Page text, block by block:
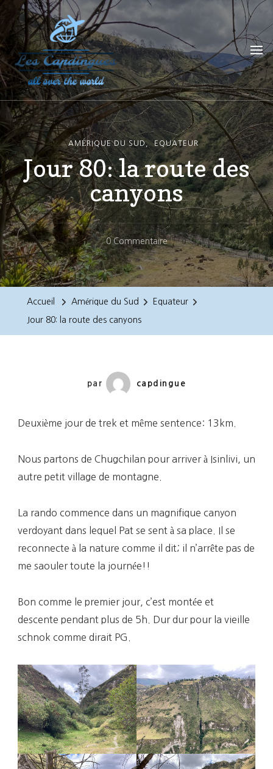
Les Capdingues
blog de voyage
AMÉRIQUE DU SUD EQUATEUR
Jour 80: la route des
canyons
0 CommentaireSur
Jour
80:
Accueil Amérique du Sud Equateur
Jour 80: la route des canyons
par capdingue
Deuxième jour de trek et même sentence: 13km.
Nous partons de Chugchilan pour arriver à Isinlivi, un
autre petit village de montagne.
La rando commence dans un magnifique canyon
verdoyant dans lequel Pat se sent à sa place. Il se
reconnecte à la nature comme il dit; il n’arrête pas de
me saouler toute la journée!!
Bon comme le premier jour, c’est montée et
descente pendant plus de 5h. Dur dur pour la vieille
schnok comme dirait PG.